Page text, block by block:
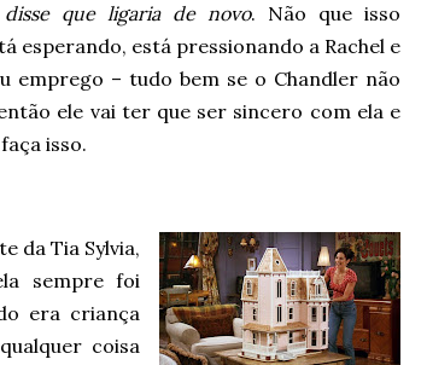
que ligaria de novo. Não que isso
esperando, está pressionando a Rachel e
emprego – tudo bem se o Chandler não
ele vai ter que ser sincero com ela e
isso.
da Tia Sylvia,
sempre foi
era criança
coisa